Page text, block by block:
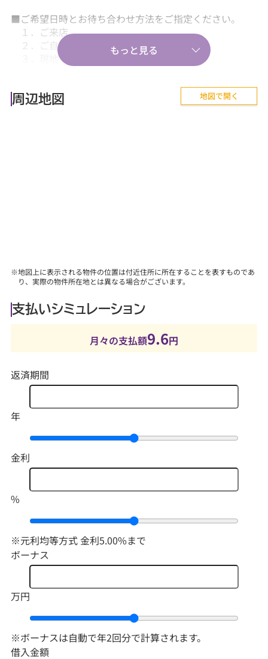
■ご希望日時とお待ち合わせ方法をご指定ください。
１．ご来店
２．ご自宅送迎
３．現地・最寄駅等でのお待ち合わせ。
■『失敗しない住まい選びのポイント！』、『購入の流
周辺地図 地図で開く
※地図上に表示される物件の位置は付近住所に所在することを表すものであ
り、実際の物件所在地とは異なる場合がございます。
支払いシミュレーション
月々の支払額9.6円
返済期間
年
金利
%
※元利均等方式 金利5.00%まで
ボーナス
万円
※ボーナスは自動で年2回分で計算されます。
借入金額